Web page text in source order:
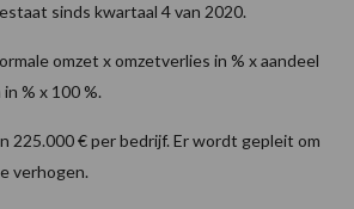
sinds kwartaal 4 van 2020.
omzet x omzetverlies in % x aandeel
% x 100 %.
225.000 € per bedrijf. Er wordt gepleit om
verhogen.